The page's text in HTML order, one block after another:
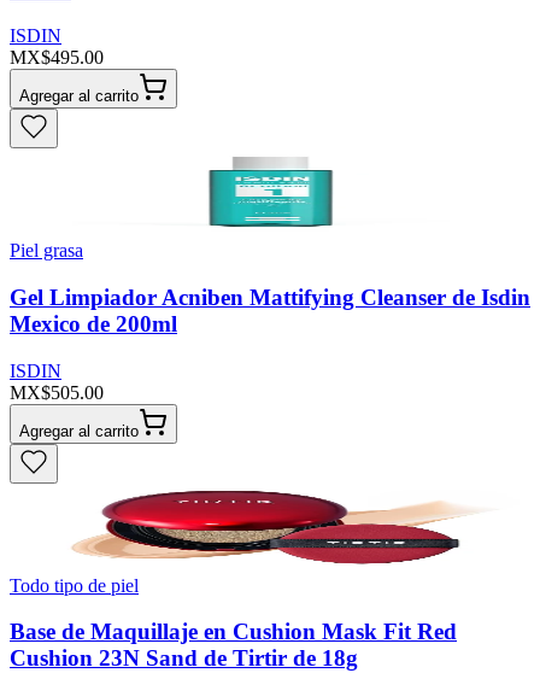
ISDIN
MX$495.00
Agregar al carrito
Piel grasa
Gel Limpiador Acniben Mattifying Cleanser de Isdin
Mexico de 200ml
ISDIN
MX$505.00
Agregar al carrito
Todo tipo de piel
Base de Maquillaje en Cushion Mask Fit Red
Cushion 23N Sand de Tirtir de 18g